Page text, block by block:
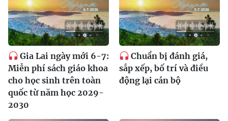
Gia Lai ngày mới 6-7:
Miễn phí sách giáo khoa
cho học sinh trên toàn
quốc từ năm học 2029-
2030
Chuẩn bị đánh giá,
sắp xếp, bố trí và điều
động lại cán bộ